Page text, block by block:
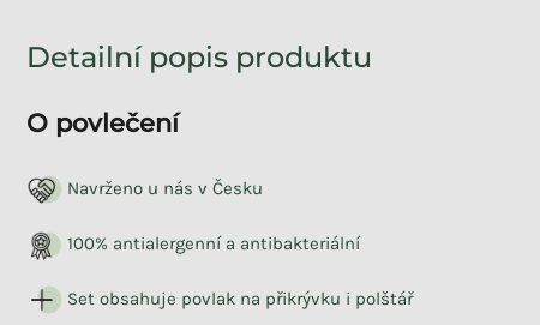
Detailní popis produktu
O povlečení
Navrženo u nás v Česku
100% antialergenní a antibakteriální
Set obsahuje povlak na přikrývku i polštář